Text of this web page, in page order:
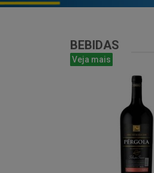
BEBIDAS
Veja mais